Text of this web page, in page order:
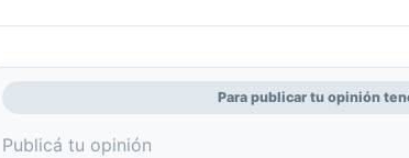
Para publicar tu opinión
Publicá tu opinión